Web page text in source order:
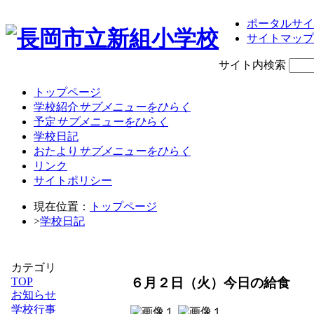
ポータルサ
サイトマップ
サイト内検索
トップページ
学校紹介サブメニューをひらく
予定サブメニューをひらく
学校日記
おたより サブメニューをひらく
リンク
サイトポリシー
現在位置：
トップページ
>学校日記